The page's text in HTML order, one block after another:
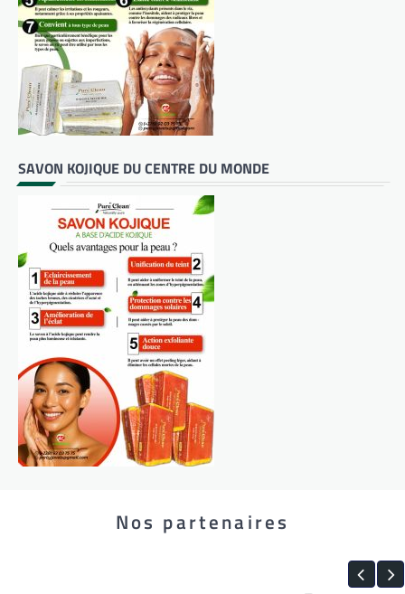
SAVON KOJIQUE DU CENTRE DU MONDE
Nos partenaires